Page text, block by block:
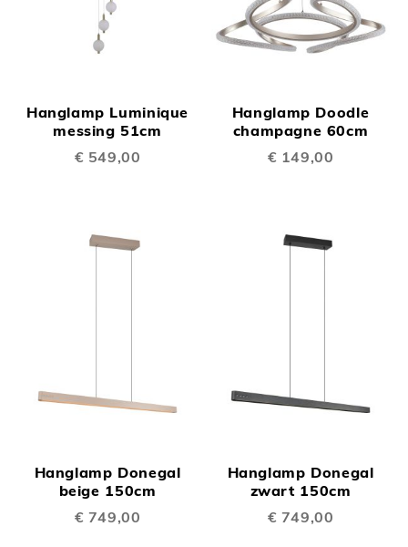
Hanglamp Luminique
messing 51cm
€ 549,00
Hanglamp Doodle
champagne 60cm
€ 149,00
Hanglamp Donegal
beige 150cm
€ 749,00
Hanglamp Donegal
zwart 150cm
€ 749,00